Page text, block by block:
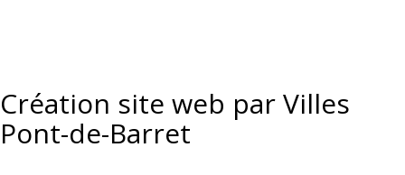
Création site web par Villes
Pont-de-Barret